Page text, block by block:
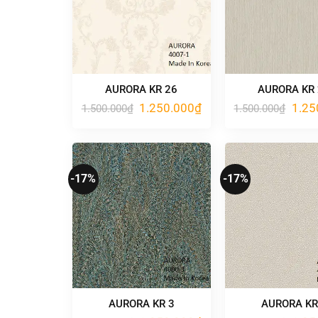
AURORA KR 26
1.500.000₫ Giá
1.250.000₫Giá
1.250.000₫.
AURORA
1.500.000₫ Giá
-17%
AURORA KR 3
-17%
AURORA